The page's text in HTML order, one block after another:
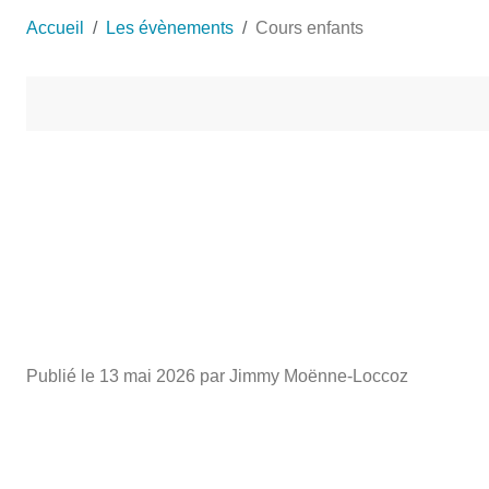
Accueil Les évènements Cours enfants
Publié le 13 mai 2026 par Jimmy Moënne-Loccoz